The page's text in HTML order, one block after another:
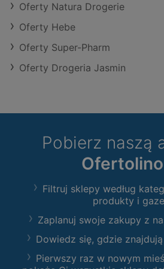
Oferty Natura Drogerie
Oferty Hebe
Oferty Super-Pharm
Oferty Drogeria Jasmin
Pobierz naszą
Filtruj sklepy według
produkty i
Zaplanuj swoje zakupy z
Dowiedz się, gdzie
Pierwszy raz w nowym